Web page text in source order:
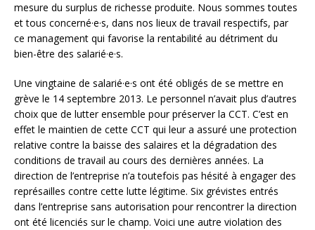
mesure du surplus de richesse produite. Nous sommes toutes
et tous concerné·e·s, dans nos lieux de travail respectifs, par
ce management qui favorise la rentabilité au détriment du
bien-être des salarié·e·s.
Une vingtaine de salarié·e·s ont été obligés de se mettre en
grève le 14 septembre 2013. Le personnel n’avait plus d’autres
choix que de lutter ensemble pour préserver la CCT. C’est en
effet le maintien de cette CCT qui leur a assuré une protection
relative contre la baisse des salaires et la dégradation des
conditions de travail au cours des ­dernières années. La
direction de l’entreprise n’a toutefois pas hésité à engager des
représailles contre cette lutte légitime. Six grévistes entrés
dans l’entreprise sans autorisation pour rencontrer la direction
ont été licenciés sur le champ. Voici une autre violation des